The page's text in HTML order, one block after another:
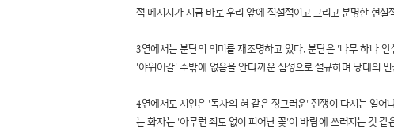
적 메시지가 지금 바로 우리 앞에 직설적이고 그리고 분명한 현
3연에서는 분단의 의미를 재조명하고 있다. 분단은 '나무 하나
'야위어갈' 수밖에 없음을 안타까운 심정으로 절규하며 당대의
4연에서도 시인은 '독사의 혀 같은 징그러운' 전쟁이 다시는 일
는 화자는 '아무런 죄도 없이 피어난 꽃'이 바람에 쓰러지는 것